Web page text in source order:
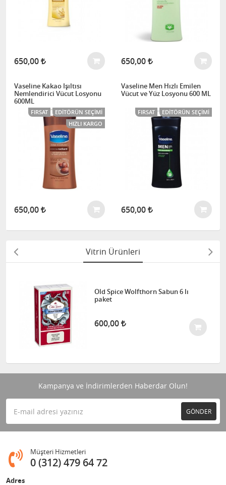
650,00 650,00
Vaseline Kakao Işıltısı
Nemlendirici Vücut Losyonu
600ML
FIRSAT
EDITÖRÜN SEÇIMI
HIZLI KARGO
650,00
Vaseline Men Hızlı Emilen
Vücut ve Yüz Losyonu 600 ML
FIRSAT EDITÖRÜN SEÇIMI
650,00
Vitrin Ürünleri
Old Spice Wolfthorn Sabun 6 lı
paket
600,00
Kampanya ve İndirimlerden Haberdar Olun!
GÖNDER
Müşteri Hizmetleri
0 (312) 479 64 72
Adres